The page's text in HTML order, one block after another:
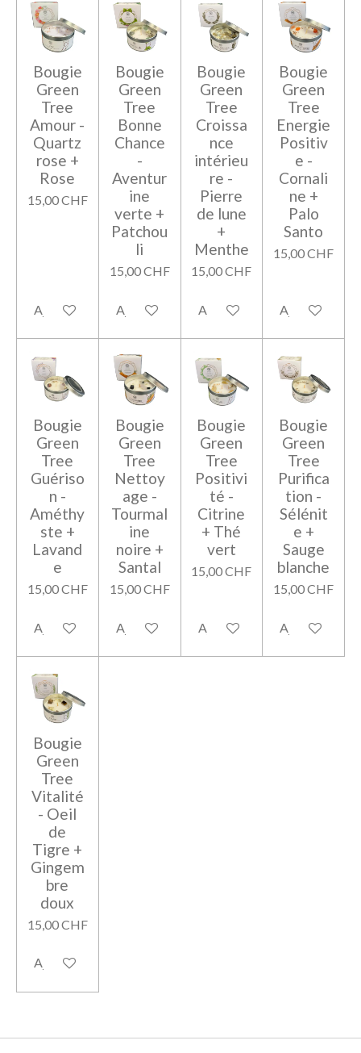
Bougie
Green
Tree
Amour -
Quartz
rose +
Rose
15,00 CHF
Ajouter au panier
Bougie
Green
Tree
Bonne
Chance
-
Aventur
ine
verte +
Patchou
li
15,00 CHF
Ajouter au panier
Bougie
Green
Tree
Croissa
nce
intérieu
re -
Pierre
de lune
+
Menthe
15,00 CHF
Ajouter au panier
Bougie
Green
Tree
Energie
Positiv
e -
Cornali
ne +
Palo
Santo
15,00 CHF
Ajouter au
Bougie
Green
Tree
Guériso
n -
Améthy
ste +
Lavand
e
15,00 CHF
Ajouter au panier
Bougie
Green
Tree
Nettoy
age -
Tourmal
ine
noire +
Santal
15,00 CHF
Ajouter au panier
Bougie
Green
Tree
Positivi
té -
Citrine
+ Thé
vert
15,00 CHF
Ajouter au panier
Bougie
Green
Tree
Purifica
tion -
Sélénit
e +
Sauge
blanche
15,00 CHF
Ajouter au
Bougie
Green
Tree
Vitalité
- Oeil
de
Tigre +
Gingem
bre
doux
15,00 CHF
Ajouter au panier